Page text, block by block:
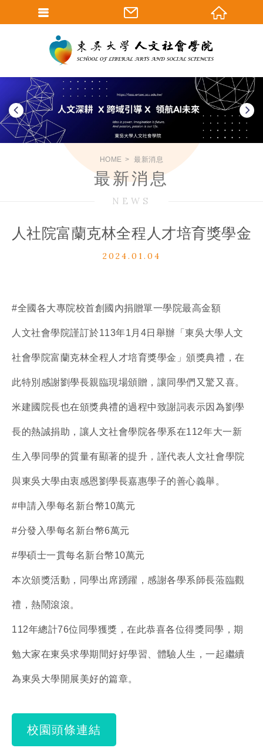
HOME 最新消息
最新消息
NEWS
人社院富蘭克林全程人才培育獎學金
2024.01.04
#全國各大專院校首創國內捐贈單一學院最高金額
人文社會學院謹訂於113年1月4日舉辦「東吳大學人文
社會學院富蘭克林全程人才培育獎學金」頒獎典禮，在
此特別感謝劉學長親臨現場頒贈，讓同學們又驚又喜。
米建國院長也在頒獎典禮的過程中致謝詞表示因為劉學
長的熱誠捐助，讓人文社會學院各學系在112年大一新
生入學同學的質量有顯著的提升，謹代表人文社會學院
與東吳大學由衷感恩劉學長嘉惠學子的善心義舉。
#申請入學每名新台幣10萬元
#分發入學每名新台幣6萬元
#學碩士一貫每名新台幣10萬元
本次頒獎活動，同學出席踴躍，感謝各學系師長蒞臨觀
禮，熱鬧滾滾。
112年總計76位同學獲獎，在此恭喜各位得獎同學，期
勉大家在東吳求學期間好好學習、體驗人生，一起繼續
為東吳大學開展美好的篇章。
校園頭條連結